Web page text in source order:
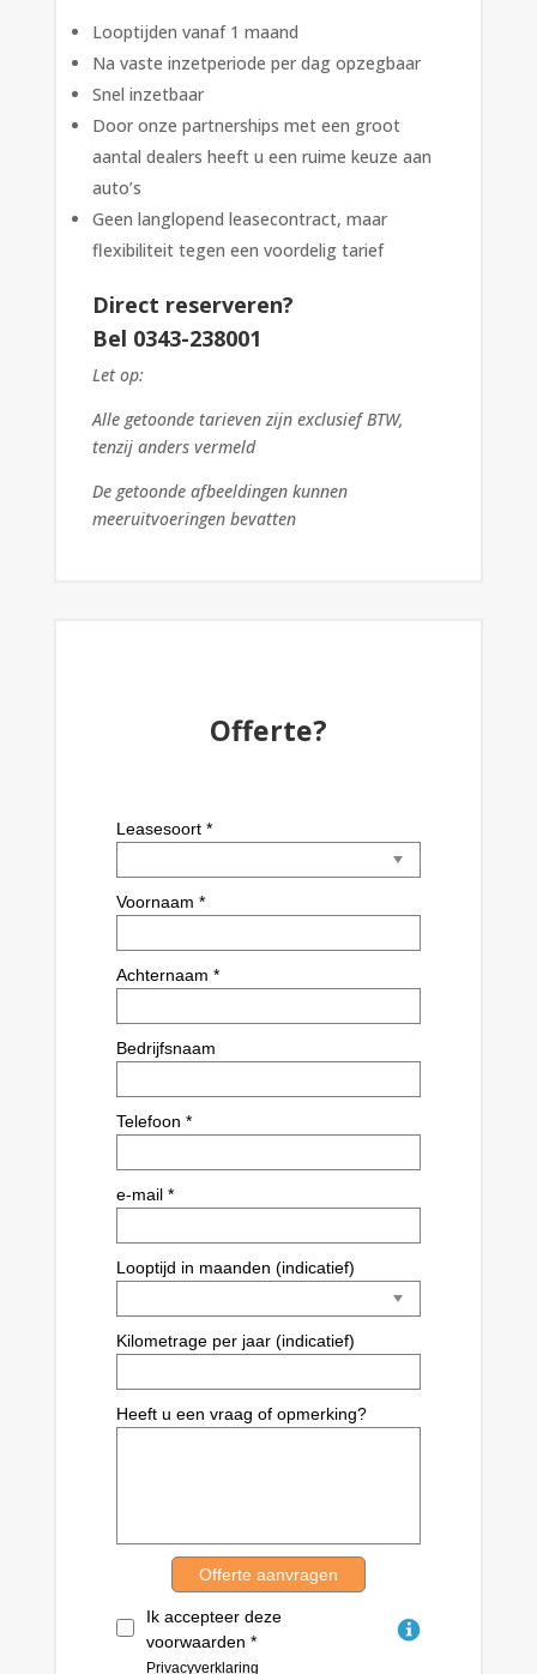
Looptijden vanaf 1 maand
Na vaste inzetperiode per dag opzegbaar
Snel inzetbaar
Door onze partnerships met een groot
aantal dealers heeft u een ruime keuze aan
auto’s
Geen langlopend leasecontract, maar
flexibiliteit tegen een voordelig tarief
Direct reserveren?
Bel 0343-238001
Let op:
Alle getoonde tarieven zijn exclusief BTW,
tenzij anders vermeld
De getoonde afbeeldingen kunnen
meeruitvoeringen bevatten
Offerte?